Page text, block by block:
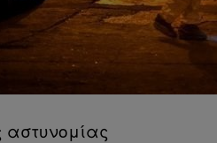
αστυνομίας